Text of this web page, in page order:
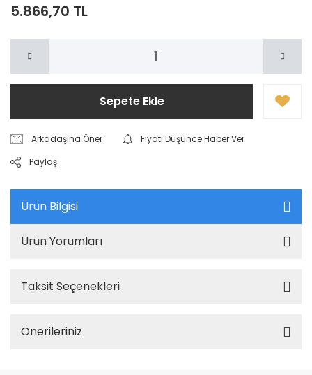
5.866,70 TL
Sepete Ekle
Arkadaşına Öner
Fiyatı Düşünce Haber Ver
Paylaş
Ürün Bilgisi
Ürün Yorumları
Taksit Seçenekleri
Önerileriniz